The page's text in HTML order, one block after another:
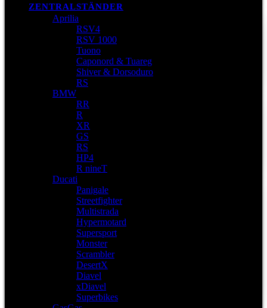
ZENTRALSTÄNDER
Aprilia
RSV4
RSV 1000
Tuono
Caponord & Tuareg
Shiver & Dorsoduro
RS
BMW
RR
R
XR
GS
RS
HP4
R nineT
Ducati
Panigale
Streetfighter
Multistrada
Hypermotard
Supersport
Monster
Scrambler
DesertX
Diavel
xDiavel
Superbikes